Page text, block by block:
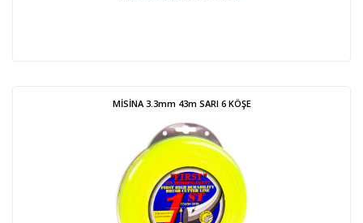
MİSİNA 3.3mm 43m SARI 6 KÖŞE